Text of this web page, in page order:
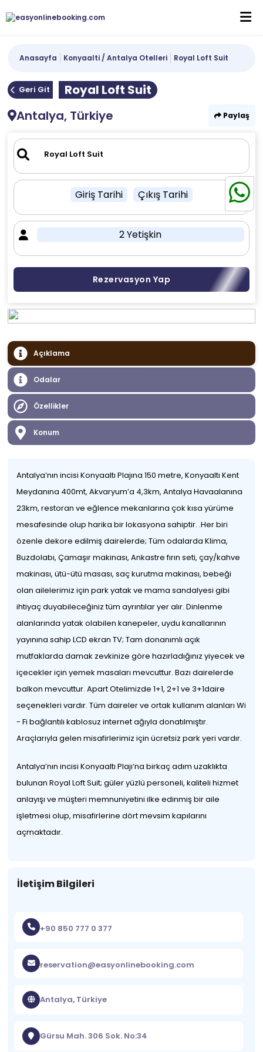
Anasayfa Konyaalti / Antalya Otelleri Royal Loft Suit
Geri Git
Royal Loft Suit
Antalya, Türkiye
Paylaş
Giriş Tarihi Çıkış Tarihi
2 Yetişkin
Rezervasyon Yap
Açıklama
Odalar
Özellikler
Konum
Antalya’nın incisi Konyaaltı Plajına 150 metre, Konyaaltı Kent
Meydanına 400mt, Akvaryum’a 4,3km, Antalya Havaalanına
23km, restoran ve eğlence mekanlarına çok kısa yürüme
mesafesinde olup harika bir lokasyona sahiptir. .Her biri
özenle dekore edilmiş dairelerde; Tüm odalarda Klima,
Buzdolabı, Çamaşır makinası, Ankastre fırın seti, çay/kahve
makinası, ütü-ütü masası, saç kurutma makinası, bebeği
olan ailelerimiz için park yatak ve mama sandalyesi gibi
ihtiyaç duyabileceğiniz tüm ayrıntılar yer alır. Dinlenme
alanlarında yatak olabilen kanepeler, uydu kanallarının
yayınına sahip LCD ekran TV; Tam donanımlı açık
mutfaklarda damak zevkinize göre hazırladığınız yiyecek ve
içecekler için yemek masaları mevcuttur. Bazı dairelerde
balkon mevcuttur. Apart Otelimizde 1+1, 2+1 ve 3+1daire
seçenekleri vardır. Tüm daireler ve ortak kullanım alanları Wi
- Fi bağlantılı kablosuz internet ağıyla donatılmıştır.
Araçlarıyla gelen misafirlerimiz için ücretsiz park yeri vardır.
Antalya’nın incisi Konyaaltı Plajı’na birkaç adım uzaklıkta
bulunan Royal Loft Suit; güler yüzlü personeli, kaliteli hizmet
anlayışı ve müşteri memnuniyetini ilke edinmiş bir aile
işletmesi olup, misafirlerine dört mevsim kapılarını
açmaktadır.
İletişim Bilgileri
+90 850 777 0 377
reservation@easyonlinebooking.com
Antalya, Türkiye
Gürsu Mah. 306 Sok. No:34